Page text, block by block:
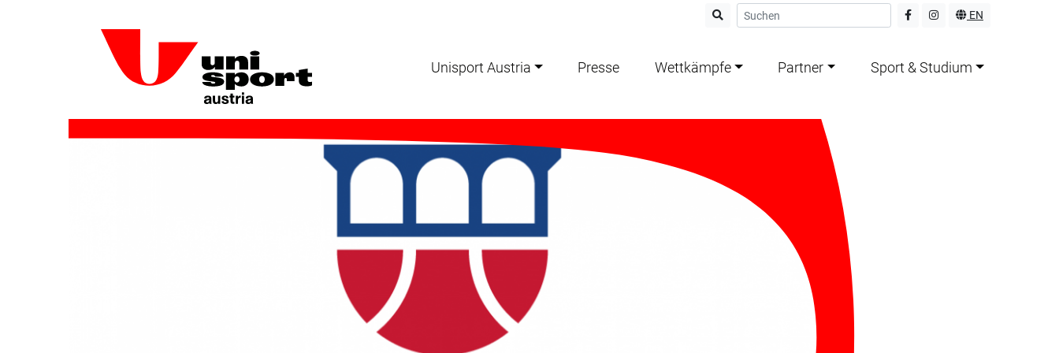
EN
Unisport Austria Presse Wettkämpfe Partner Sport & Studium